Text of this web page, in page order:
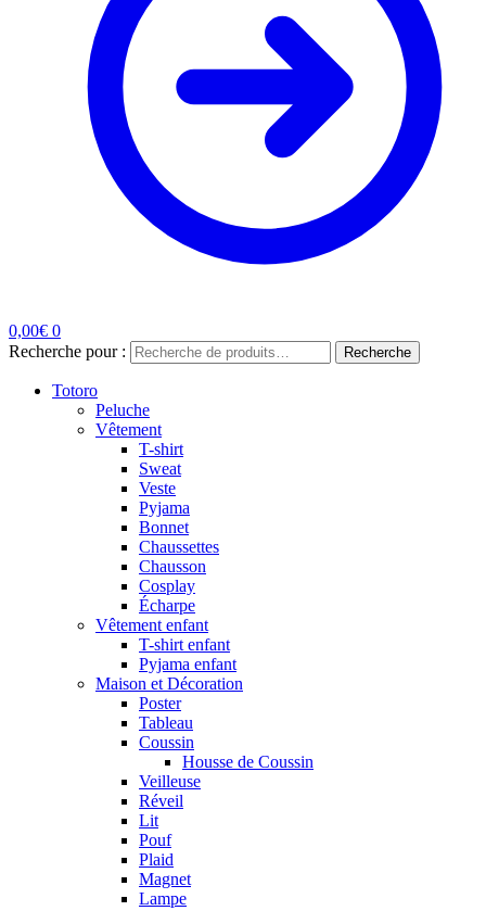
0,00€ 0
Recherche pour :
Recherche
Totoro
Peluche
Vêtement
T-shirt
Sweat
Veste
Pyjama
Bonnet
Chaussettes
Chausson
Cosplay
Écharpe
Vêtement enfant
T-shirt enfant
Pyjama enfant
Maison et Décoration
Poster
Tableau
Coussin
Housse de Coussin
Veilleuse
Réveil
Lit
Pouf
Plaid
Magnet
Lampe